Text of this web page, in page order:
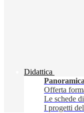
Didattica
Panoramica
Offerta
Le schede
I progetti